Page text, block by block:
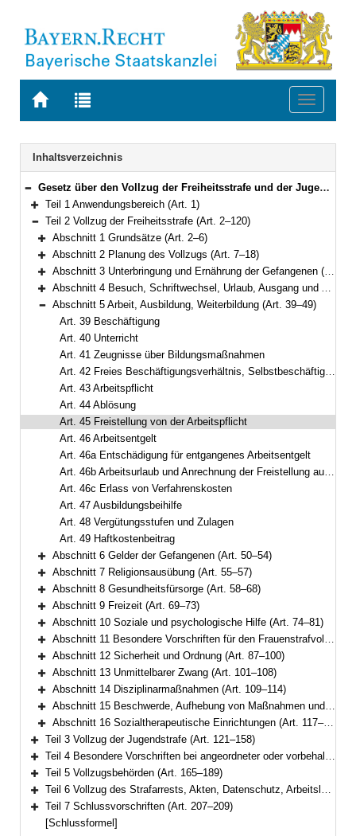
Zur
BAYERN.RECHT
Zur
letzten
Suche
Toggle
Navigation
Inhaltsverzeichnis
Bereich reduzieren
Gesetz über den Vollzug der Freiheitsstrafe und der Jugendstrafe (Bayerisches Strafvollzugsgesetz – BayStVollzG) Vom 10. Dezember 2007 (GVBl. S. 866) BayRS 312-2-1-J (Art. 1–209)
Bereich erweitern
Teil 1 Anwendungsbereich (Art. 1)
Bereich reduzieren
Teil 2 Vollzug der Freiheitsstrafe (Art. 2–120)
Bereich erweitern
Abschnitt 1 Grundsätze (Art. 2–6)
Bereich erweitern
Abschnitt 2 Planung des Vollzugs (Art. 7–18)
Bereich erweitern
Abschnitt 3 Unterbringung und Ernährung der Gefangenen (Art. 19–25)
Bereich erweitern
Abschnitt 4 Besuch, Schriftwechsel, Urlaub, Ausgang und Ausführung aus wichtigem Anlass (Art. 26–38)
Bereich reduzieren
Abschnitt 5 Arbeit, Ausbildung, Weiterbildung (Art. 39–49)
Art. 39 Beschäftigung
Art. 40 Unterricht
Art. 41 Zeugnisse über Bildungsmaßnahmen
Art. 42 Freies Beschäftigungsverhältnis, Selbstbeschäftigung
Art. 43 Arbeitspflicht
Art. 44 Ablösung
Art. 45 Freistellung von der Arbeitspflicht
Art. 46 Arbeitsentgelt
Art. 46a Entschädigung für entgangenes Arbeitsentgelt
Art. 46b Arbeitsurlaub und Anrechnung der Freistellung auf den Entlassungszeitpunkt
Art. 46c Erlass von Verfahrenskosten
Art. 47 Ausbildungsbeihilfe
Art. 48 Vergütungsstufen und Zulagen
Art. 49 Haftkostenbeitrag
Bereich erweitern
Abschnitt 6 Gelder der Gefangenen (Art. 50–54)
Bereich erweitern
Abschnitt 7 Religionsausübung (Art. 55–57)
Bereich erweitern
Abschnitt 8 Gesundheitsfürsorge (Art. 58–68)
Bereich erweitern
Abschnitt 9 Freizeit (Art. 69–73)
Bereich erweitern
Abschnitt 10 Soziale und psychologische Hilfe (Art. 74–81)
Bereich erweitern
Abschnitt 11 Besondere Vorschriften für den Frauenstrafvollzug (Art. 82–86)
Bereich erweitern
Abschnitt 12 Sicherheit und Ordnung (Art. 87–100)
Bereich erweitern
Abschnitt 13 Unmittelbarer Zwang (Art. 101–108)
Bereich erweitern
Abschnitt 14 Disziplinarmaßnahmen (Art. 109–114)
Bereich erweitern
Abschnitt 15 Beschwerde, Aufhebung von Maßnahmen und Gefangenenmitverantwortung (Art. 115–116)
Bereich erweitern
Abschnitt 16 Sozialtherapeutische Einrichtungen (Art. 117–120)
Bereich erweitern
Teil 3 Vollzug der Jugendstrafe (Art. 121–158)
Bereich erweitern
Teil 4 Besondere Vorschriften bei angeordneter oder vorbehaltener Sicherungsverwahrung (Art. 159–164)
Bereich erweitern
Teil 5 Vollzugsbehörden (Art. 165–189)
Bereich erweitern
Teil 6 Vollzug des Strafarrests, Akten, Datenschutz, Arbeitslosenversicherung (Art. 190–206)
Bereich erweitern
Teil 7 Schlussvorschriften (Art. 207–209)
[Schlussformel]